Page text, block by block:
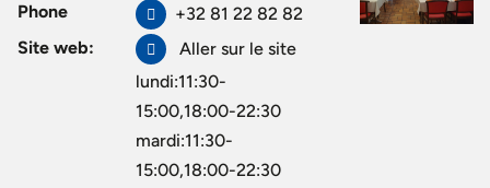
Phone
+32 81 22 82 82
Site web:
Aller sur le site
lundi:11:30-
15:00,18:00-22:30
mardi:11:30-
15:00,18:00-22:30